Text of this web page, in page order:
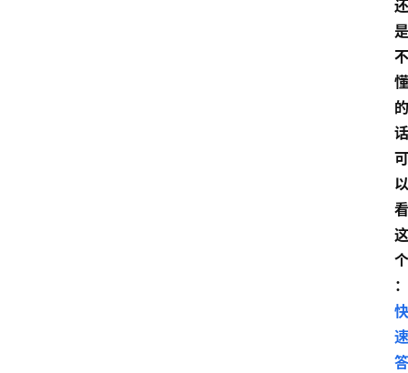
还
是
不
懂
的
话
可
以
看
这
个
：
快
速
答